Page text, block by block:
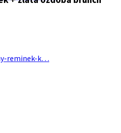
reminek-k…